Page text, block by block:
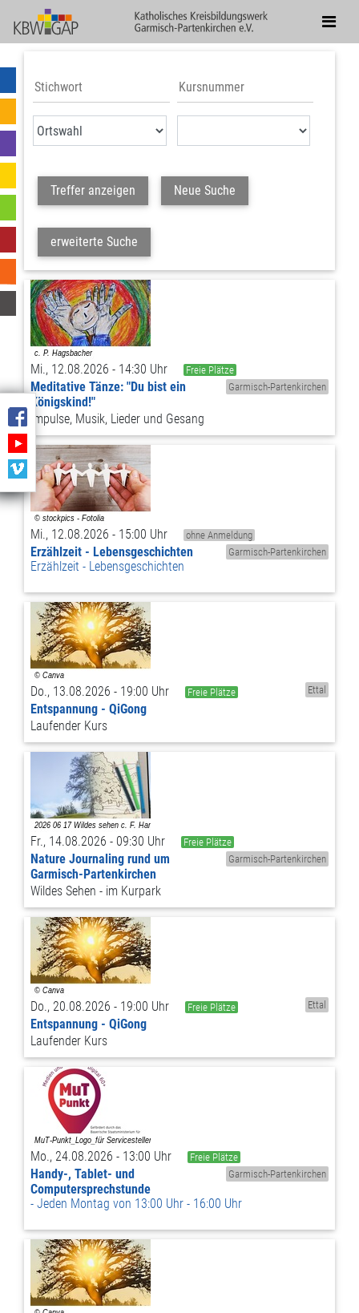
Treffer anzeigen Neue Suche
erweiterte Suche
Mi., 12.08.2026 - 14:30 Uhr
Freie Plätze
Garmisch-Partenkirchen
Meditative Tänze: "Du bist ein
Königskind!"
Impulse, Musik, Lieder und Gesang
Mi., 12.08.2026 - 15:00 Uhr
ohne Anmeldung
Garmisch-Partenkirchen
Erzählzeit - Lebensgeschichten
Erzählzeit - Lebensgeschichten
Do., 13.08.2026 - 19:00 Uhr Freie Plätze Ettal
Entspannung - QiGong
Laufender Kurs
Fr., 14.08.2026 - 09:30 Uhr
Freie Plätze
Garmisch-Partenkirchen
Nature Journaling rund um
Garmisch-Partenkirchen
Wildes Sehen - im Kurpark
Do., 20.08.2026 - 19:00 Uhr Freie Plätze Ettal
Entspannung - QiGong
Laufender Kurs
Mo., 24.08.2026 - 13:00 Uhr
Freie Plätze
Garmisch-Partenkirchen
Handy-, Tablet- und
Computersprechstunde
Jeden Montag von 13:00 Uhr - 16:00 Uhr